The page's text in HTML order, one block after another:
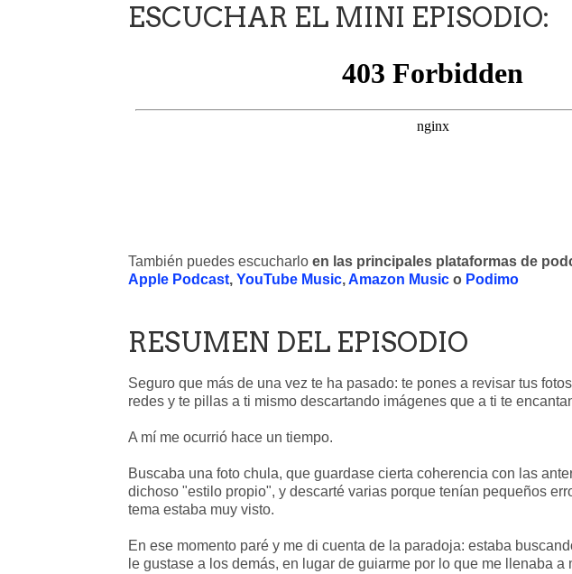
ESCUCHAR EL MINI EPISODIO:
También puedes escucharlo en las principales plataformas de
Apple Podcast, YouTube Music,Amazon Music o Podimo
RESUMEN DEL EPISODIO
Seguro que más de una vez te ha pasado: te pones a revisar tus
redes y te pillas a ti mismo descartando imágenes que a ti te
A mí me ocurrió hace un tiempo.
Buscaba una foto chula, que guardase cierta coherencia con las
dichoso "estilo propio", y descarté varias porque tenían pequeños
tema estaba muy visto.
En ese momento paré y me di cuenta de la paradoja: estaba
le gustase a los demás, en lugar de guiarme por lo que me llenaba a